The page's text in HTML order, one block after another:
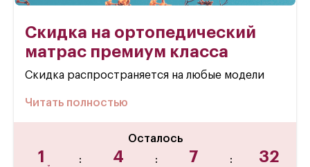
Скидка на ортопедический
матрас премиум класса
Скидка распространяется на любые модели
Осталось
1 : 4 : 7 : 31
Читать полностью